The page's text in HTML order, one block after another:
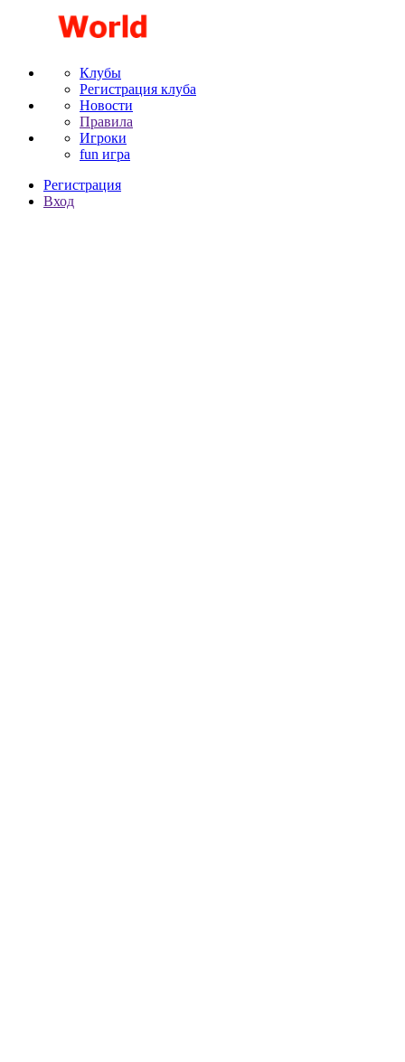
Клубы
Регистрация клуба
Новости
Правила
Игроки
fun игра
Регистрация
Вход